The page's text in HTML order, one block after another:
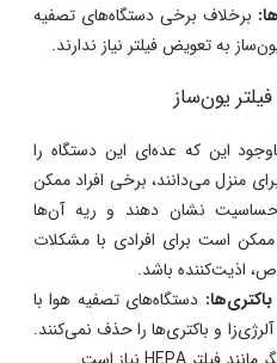
برخلاف برخی دستگاه‌های تصفیه
به تعویض فیلتر نیاز ندارند.
یون‌ساز
این که عده‌ای این دستگاه را
منزل می‌دانند، برخی افراد ممکن
نشان دهند و ریه آن‌ها
است برای افرادی با مشکلات
اذیت‌کننده باشد.
دستگاه‌های تصفیه هوا با
و باکتری‌ها را حذف نمی‌کنند.